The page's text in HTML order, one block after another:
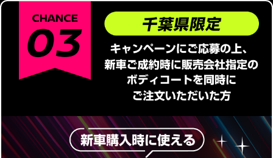
以下の3項目を満たす場合、賞品が適用されます。
個人もしくは個人事業主の方で、新車をご購入、
または新車のリース契約をされた方
メーカー・関係会社及び各販売会社車両購入制度の利用者、法人、
業販店でのご利用の方は対象外となります。
2.当選後、2週間以内にご注文いただき、かつ、
2026年10月30日(金)までに車両登録いただいた方